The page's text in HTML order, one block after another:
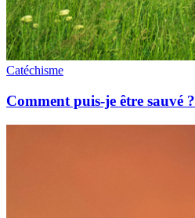
Catéchisme
Comment puis-je être sauvé ?